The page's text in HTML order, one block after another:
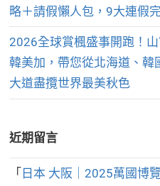
略＋請假懶人包，9大連假
2026全球賞楓盛事開跑！
韓美加，帶您從北海道、韓
大道盡攬世界最美秋色
近期留言
「 日本 大阪｜2025萬國博